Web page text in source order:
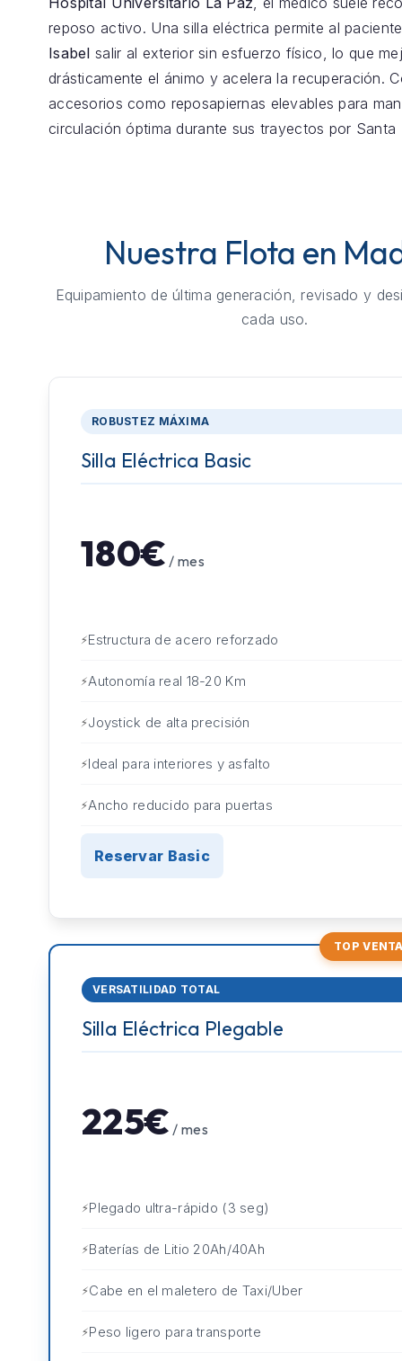
reposo activo. Una silla eléctrica permite al
Isabel salir al exterior sin esfuerzo físico, lo que
drásticamente el ánimo y acelera la recuperación.
accesorios como reposapiernas elevables para
circulación óptima durante sus trayectos por Santa
Nuestra Flota en
Equipamiento de última generación, revisado y
cada uso.
ROBUSTEZ MÁXIMA
Silla Eléctrica Basic
180€ / mes
Estructura de acero reforzado
Autonomía real 18-20 Km
Joystick de alta precisión
Ideal para interiores y asfalto
Ancho reducido para puertas
Reservar Basic
TOP
VERSATILIDAD TOTAL
Silla Eléctrica Plegable
225€ / mes
Plegado ultra-rápido (3 seg)
Baterías de Litio 20Ah/40Ah
Cabe en el maletero de Taxi/Uber
Peso ligero para transporte